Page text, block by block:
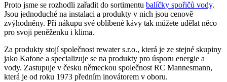
Proto jsme se rozhodli zařadit do sortimentu balíčky spořičů vody.
Jsou jednoduché na instalaci a produkty v nich jsou cenově
zvýhodněny. Při nákupu své oblíbené kávy tak můžete udělat něco
pro svoji peněženku i klima.
Za produkty stojí společnost rewater s.r.o., která je ze stejné skupiny
jako Kafone a specializuje se na produkty pro úsporu energie a
vody. Zastupuje v česku německou společnost RC Mannesmann,
která je od roku 1973 předním inovátorem v oboru.